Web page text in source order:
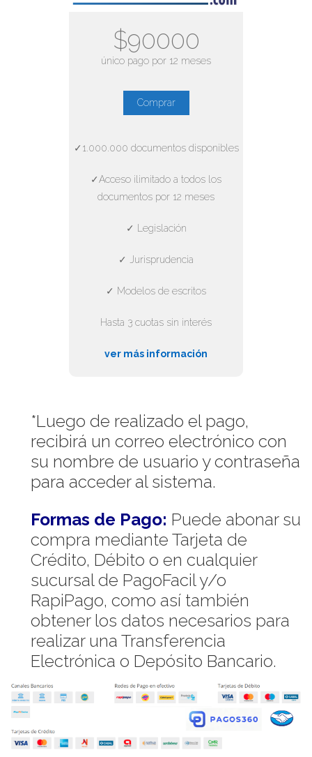
$90000
único pago por 12 meses
Comprar
✓1.000.000 documentos disponibles
✓Acceso ilimitado a todos los
documentos por 12 meses
✓ Legislación
✓ Jurisprudencia
✓ Modelos de escritos
Hasta 3 cuotas sin interés
ver más información
*Luego de realizado el pago,
recibirá un correo electrónico con
su nombre de usuario y contraseña
para acceder al sistema.
Formas de Pago: Puede abonar su
compra mediante Tarjeta de
Crédito, Débito o en cualquier
sucursal de PagoFacil y/o
RapiPago, como así también
obtener los datos necesarios para
realizar una Transferencia
Electrónica o Depósito Bancario.